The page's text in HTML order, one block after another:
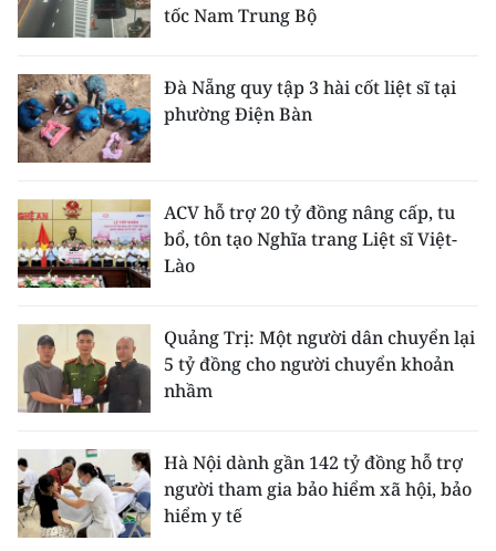
tốc Nam Trung Bộ
Đà Nẵng quy tập 3 hài cốt liệt sĩ tại
phường Điện Bàn
ACV hỗ trợ 20 tỷ đồng nâng cấp, tu
bổ, tôn tạo Nghĩa trang Liệt sĩ Việt-
Lào
Quảng Trị: Một người dân chuyển lại
5 tỷ đồng cho người chuyển khoản
nhầm
Hà Nội dành gần 142 tỷ đồng hỗ trợ
người tham gia bảo hiểm xã hội, bảo
hiểm y tế